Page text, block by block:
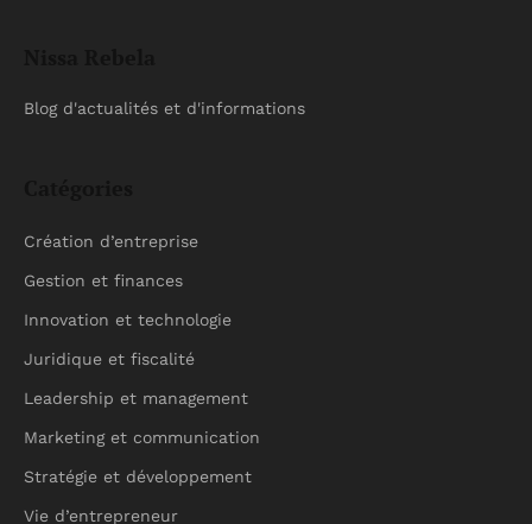
Blog d'actualités et d'informations
Création d’entreprise
Gestion et finances
Innovation et technologie
Juridique et fiscalité
Leadership et management
Marketing et communication
Stratégie et développement
Vie d’entrepreneur